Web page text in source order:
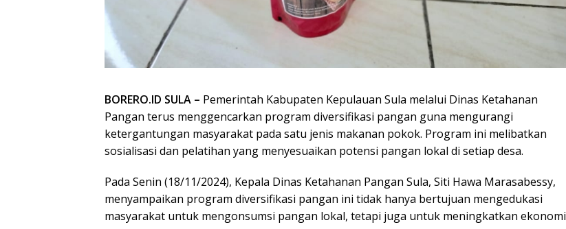
BORERO.ID SULA – Pemerintah Kabupaten Kepulauan Sula melalui Dinas Ketahanan
Pangan terus menggencarkan program diversifikasi pangan guna mengurangi
ketergantungan masyarakat pada satu jenis makanan pokok. Program ini melibatkan
sosialisasi dan pelatihan yang menyesuaikan potensi pangan lokal di setiap desa.
Pada Senin (18/11/2024), Kepala Dinas Ketahanan Pangan Sula, Siti Hawa Marasabessy,
menyampaikan program diversifikasi pangan ini tidak hanya bertujuan mengedukasi
masyarakat untuk mengonsumsi pangan lokal, tetapi juga untuk meningkatkan ekonomi